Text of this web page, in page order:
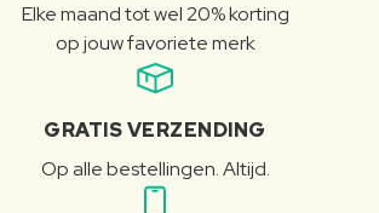
Elke maand tot wel 20% korting
op jouw favoriete merk
GRATIS VERZENDING
Op alle bestellingen. Altijd.